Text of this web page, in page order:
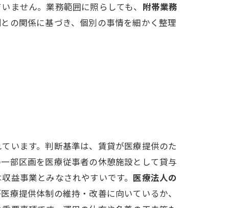
ません。業務範囲に照らしても、 附帯業務
の関係に基づき、個別の事情を細かく整理
います。判断基準は、賃貸が医療提供のた
部区画を医療従事者の休憩施設として貸与
益事業とみなされやすいです。 医療法人の
療提供体制の維持・改善に向いているか、